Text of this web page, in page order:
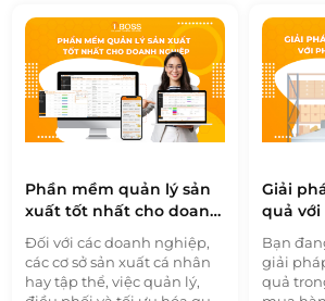
xây dựng dựa trên các đặc
điểm và yêu cầu của từng
ban quản lý dự án.
bài viết
1BOSS
hình
biến và
án hiệu
quản lý
Phần mềm quản lý sản
xuất tốt nhất cho doanh
nghiệp
Đối với các doanh nghiệp,
các cơ sở sản xuất cá nhân
hay tập thể, việc quản lý,
Giải
quả
lý mua
Bạn
giải
quả